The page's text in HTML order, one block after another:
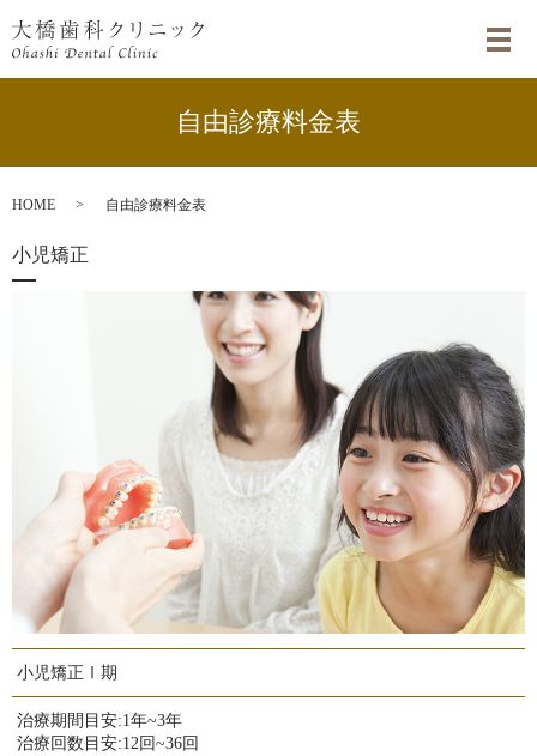
自由診療料金表
HOME 自由診療料金表
小児矯正
小児矯正Ⅰ期
治療期間目安:1年~3年
治療回数目安:12回~36回